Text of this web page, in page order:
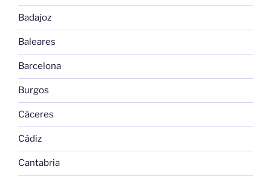
Badajoz
Baleares
Barcelona
Burgos
Cáceres
Cádiz
Cantabria